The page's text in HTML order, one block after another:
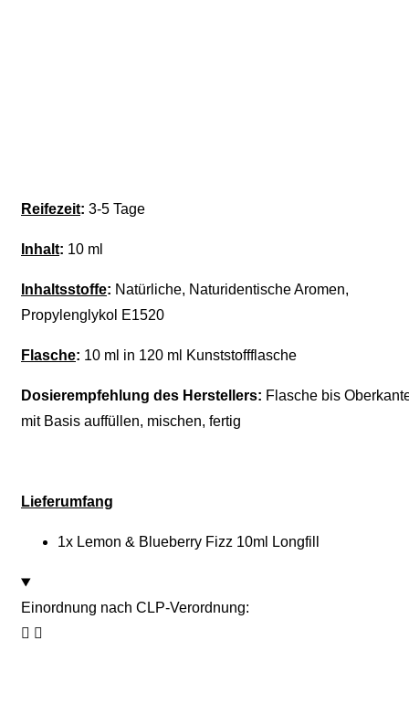
Reifezeit: 3-5 Tage
Inhalt: 10 ml
Inhaltsstoffe: Natürliche, Naturidentische Aromen,
Propylenglykol E1520
Flasche: 10 ml in 120 ml Kunststoffflasche
Dosierempfehlung des Herstellers: Flasche bis
mit Basis auffüllen, mischen, fertig
Lieferumfang
1x Lemon & Blueberry Fizz 10ml Longfill
Einordnung nach CLP-Verordnung: